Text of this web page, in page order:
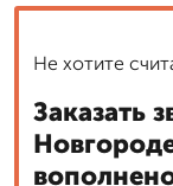
Не хотите
Заказать